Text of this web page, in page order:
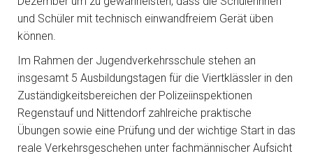
und Schüler mit technisch einwandfreiem Gerät üben
können.
Im Rahmen der Jugendverkehrsschule stehen an
insgesamt 5 Ausbildungstagen für die Viertklässler in den
Zuständigkeitsbereichen der Polizeiinspektionen
Regenstauf und Nittendorf zahlreiche praktische
Übungen sowie eine Prüfung und der wichtige Start in das
reale Verkehrsgeschehen unter fachmännischer Aufsicht